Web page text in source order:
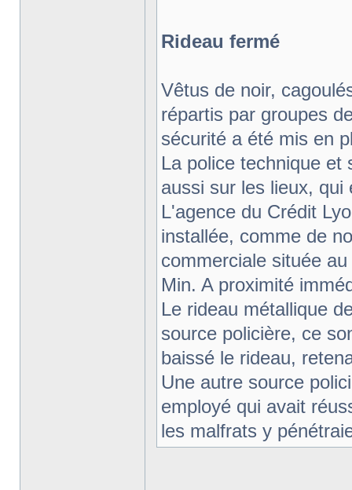
Rideau fermé
Vêtus de noir,
répartis par groupes
sécurité a été mis en
La police technique et
aussi sur les lieux, qui
L'agence du Crédit
installée, comme de
commerciale située
Min. A proximité
Le rideau métallique
source policière, ce
baissé le rideau,
Une autre source
employé qui avait
les malfrats y